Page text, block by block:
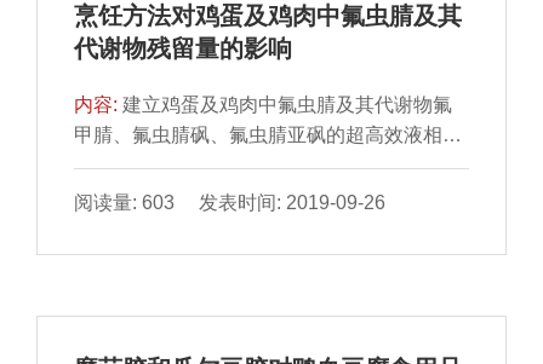
温度下带鱼粉的货架期理论值。结果表明：
Arrhenius 方程中TMA/TM
烹饪方法对鸡蛋及鸡肉中氟虫腈及其
代谢物残留量的影响
内容:建立鸡蛋及鸡肉中氟虫腈及其代谢物氟
甲腈、氟虫腈砜、氟虫腈亚砜的超高效液相色
谱-串联质谱定量检 测方法。采用乙腈沉淀蛋
白，并用QuEChERS处理样本后进样分析。
在75.7%～104.5%之间，相对标准偏差在
浓度的被污染样本烹调前后的 氟虫腈及其代谢
阅读量: 603 发表时间: 2019-09-26